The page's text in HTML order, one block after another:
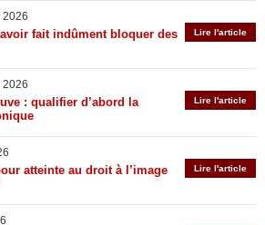
2026
Lire l'article
fait indûment bloquer des
2026
Lire l'article
: qualifier d’abord la
Lire l'article
atteinte au droit à l’image